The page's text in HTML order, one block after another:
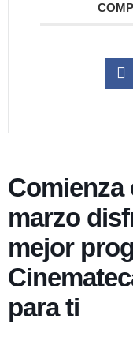
Comienza
marzo
mejor
para ti